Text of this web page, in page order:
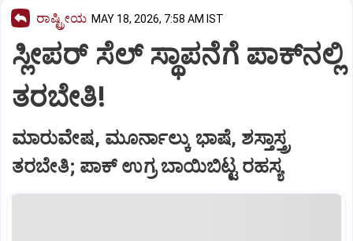
ರಾಷ್ಟ್ರೀಯ MAY 18, 2026, 7:58 AM IST
ಸ್ಲೀಪರ್‌ ಸೆಲ್‌ ಸ್ಥಾಪನೆಗೆ ಪಾಕ್‌ನಲ್ಲಿ
ತರಬೇತಿ!
ಮಾರುವೇಷ, ಮೂರ್ನಾಲ್ಕು ಭಾಷೆ, ಶಸ್ತಾಸ್ತ್ರ
ತರಬೇತಿ; ಪಾಕ್‌ ಉಗ್ರ ಬಾಯಿಬಿಟ್ಟ ರಹಸ್ಯ